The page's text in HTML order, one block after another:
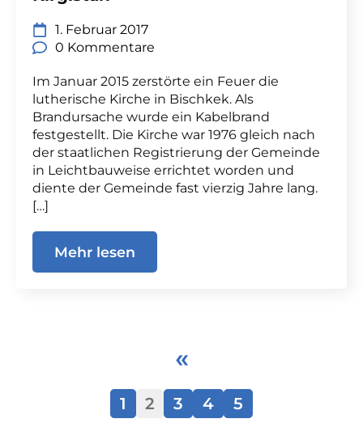
1. Februar 2017
0 Kommentare
Im Januar 2015 zerstörte ein Feuer die
lutherische Kirche in Bischkek. Als
Brandursache wurde ein Kabelbrand
festgestellt. Die Kirche war 1976 gleich nach
der staatlichen Registrierung der Gemeinde
in Leichtbauweise errichtet worden und
diente der Gemeinde fast vierzig Jahre lang.
[…]
Mehr lesen
«
1 2 3 4 5